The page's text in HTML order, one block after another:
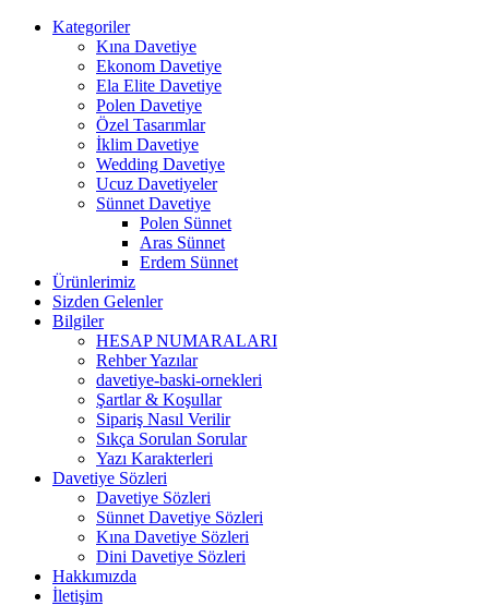
Kategoriler
Kına Davetiye
Ekonom Davetiye
Ela Elite Davetiye
Polen Davetiye
Özel Tasarımlar
İklim Davetiye
Wedding Davetiye
Ucuz Davetiyeler
Sünnet Davetiye
Polen Sünnet
Aras Sünnet
Erdem Sünnet
Ürünlerimiz
Sizden Gelenler
Bilgiler
HESAP NUMARALARI
Rehber Yazılar
davetiye-baski-ornekleri
Şartlar & Koşullar
Sipariş Nasıl Verilir
Sıkça Sorulan Sorular
Yazı Karakterleri
Davetiye Sözleri
Davetiye Sözleri
Sünnet Davetiye Sözleri
Kına Davetiye Sözleri
Dini Davetiye Sözleri
Hakkımızda
İletişim